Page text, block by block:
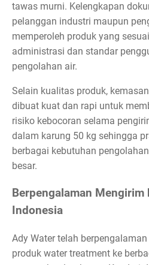
tawas murni. Kelengkapan
pelanggan industri maupun
memperoleh produk yang
administrasi dan standar
pengolahan air.
Selain kualitas produk,
dibuat kuat dan rapi untuk
risiko kebocoran selama
dalam karung 50 kg sehingga
berbagai kebutuhan
besar.
Berpengalaman Mengirim
Indonesia
Ady Water telah
produk water treatment ke